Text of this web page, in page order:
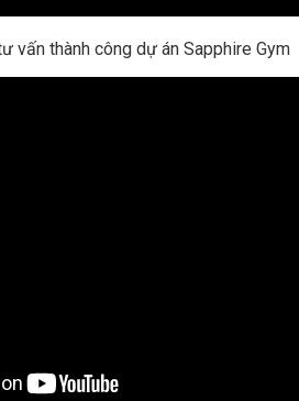
vấn thành công dự án Sapphire Gym